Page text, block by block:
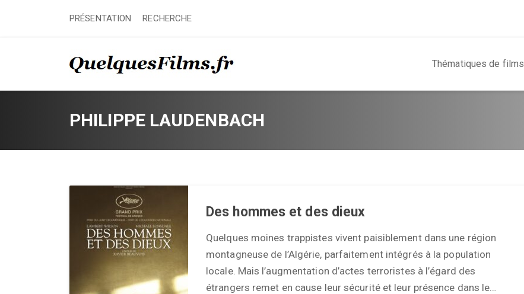
PRÉSENTATION RECHERCHE
Thématiques de films
PHILIPPE LAUDENBACH
Des hommes et des dieux
Quelques moines trappistes vivent paisiblement dans une région
montagneuse de l’Algérie, parfaitement intégrés à la population
locale. Mais l’augmentation d’actes terroristes à l’égard des
étrangers remet en cause leur sécurité et leur présence dans le…